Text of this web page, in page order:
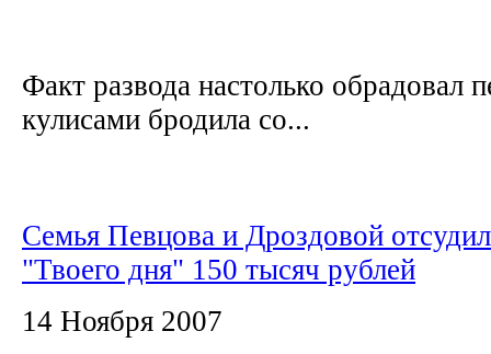
Факт развода настолько обрадовал
кулисами бродила со...
Семья Певцова и Дроздовой
"Твоего дня" 150 тысяч рублей
14 Ноября 2007